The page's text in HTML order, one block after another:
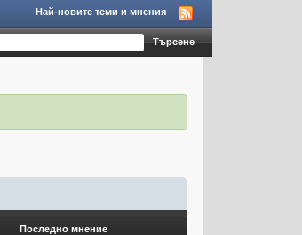
Най-новите теми и мнения
Последно мнение